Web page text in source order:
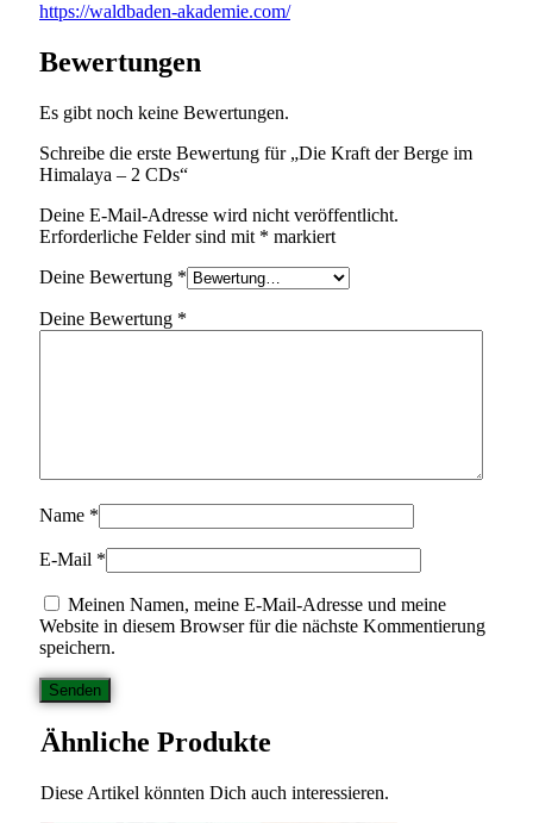
https://waldbaden-akademie.com/
Bewertungen
Es gibt noch keine Bewertungen.
Schreibe die erste Bewertung für „Die Kraft der Berge im
Himalaya – 2 CDs“
Deine E-Mail-Adresse wird nicht veröffentlicht.
Erforderliche Felder sind mit * markiert
Deine Bewertung *
Deine Bewertung *
Name *
E-Mail *
Meinen Namen, meine E-Mail-Adresse und meine
Website in diesem Browser für die nächste Kommentierung
speichern.
Ähnliche Produkte
Diese Artikel könnten Dich auch interessieren.